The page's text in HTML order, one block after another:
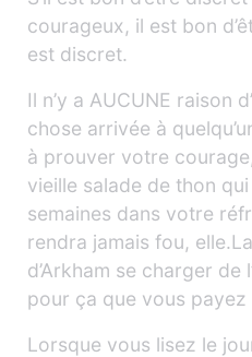
courageux, il est bon
est discret.
Il n’y a AUCUNE raison
chose arrivée à
à prouver votre
vieille salade de thon
semaines dans votre
rendra jamais fou,
d’Arkham se charger de
pour ça que vous payez
Lorsque vous lisez le